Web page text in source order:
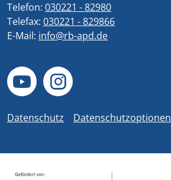
Telefon: 030221 - 82980
Telefax: 030221 - 829866
E-Mail: info@rb-apd.de
Datenschutz Datenschutzoptionen